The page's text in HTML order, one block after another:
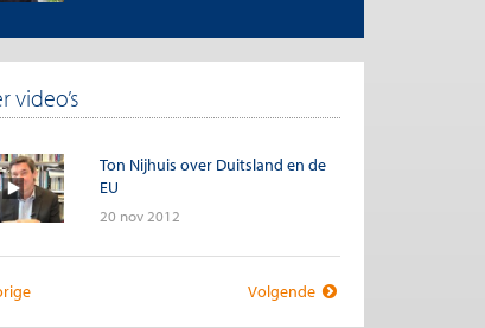
video’s
Ton Nijhuis over Duitsland en de
EU
20 nov 2012
Volgende